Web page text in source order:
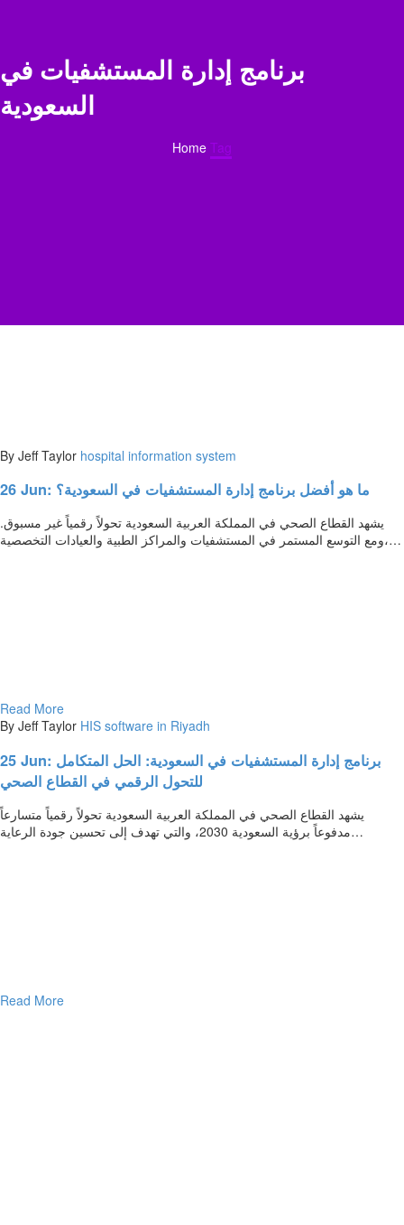
برنامج إدارة المستشفيات في
السعودية
Home Tag
By Jeff Taylor hospital information system
26 Jun: ما هو أفضل برنامج إدارة المستشفيات في السعودية؟
يشهد القطاع الصحي في المملكة العربية السعودية تحولاً رقمياً غير مسبوق.
ومع التوسع المستمر في المستشفيات والمراكز الطبية والعيادات التخصصية،…
Read More
By Jeff Taylor HIS software in Riyadh
25 Jun: برنامج إدارة المستشفيات في السعودية: الحل المتكامل
للتحول الرقمي في القطاع الصحي
يشهد القطاع الصحي في المملكة العربية السعودية تحولاً رقمياً متسارعاً
مدفوعاً برؤية السعودية 2030، والتي تهدف إلى تحسين جودة الرعاية…
Read More